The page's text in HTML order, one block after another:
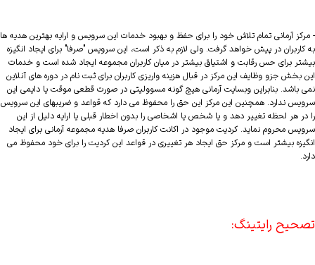
- مرکز آرمانی تمام تلاش خود را برای حفظ و بهبود خدمات این سرویس و ارایه بهترین هدیه ها
به کاربران در پیش خواهد گرفت. ولی لازم به ذکر است، این سرویس "صرفا" برای ایجاد انگیزه
بیشتر برای حس رقابت و اشتیاق بیشتر در میان کاربران مجموعه ایجاد شده است و خدمات
این بخش جزو وظایف این مرکز در قبال هزینه واریزی کاربران برای ثبت نام در دوره های آنلاین
نمی باشد. بنابراین وبسایت آرمانی هیچ گونه مسوولیتی در صورت قطعی موقت یا دایمی این
سرویس ندارد. همچنین این مرکز این حق را محفوظ می دارد که قواعد و ضریبهای این سرویس
را در هر لحظه تغییر دهد و یا شخص یا اشخاصی را بدون اخطار قبلی یا ارایه دلیل از این
سرویس محروم نماید. کردیت موجود در اکانت کاربران صرفا هدیه مجموعه آرمانی برای ایجاد
انگیزه بیشتر است و مرکز حق ایجاد هر تغییری در قواعد این کردیت را برای خود محفوظ می
دارد.
تصحیح رایتینگ: